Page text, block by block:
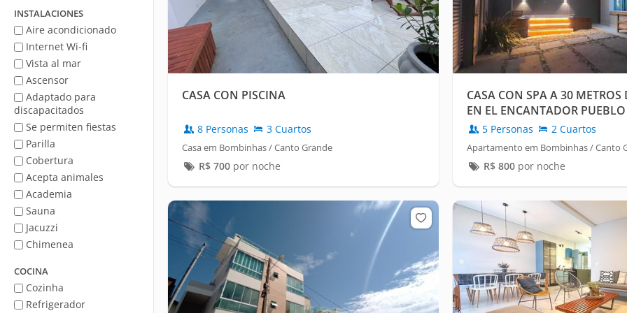
mar
INSTALACIONES
Aire acondicionado
Internet Wi-fi
Vista al mar
Ascensor
Adaptado para
discapacitados
Se permiten fiestas
Parilla
Cobertura
Acepta animales
Academia
Sauna
Jacuzzi
Chimenea
COCINA
Cozinha
Refrigerador
CASA CON PISCINA
8 Personas 3 Cuartos
Casa em Bombinhas / Canto Grande
R$ 700por noche
CASA CON SPA A 30 METROS
EN EL ENCANTADOR
GRANDE
5 Personas 2 Cuartos
Apartamento em Bombinhas / Canto
R$ 800por noche